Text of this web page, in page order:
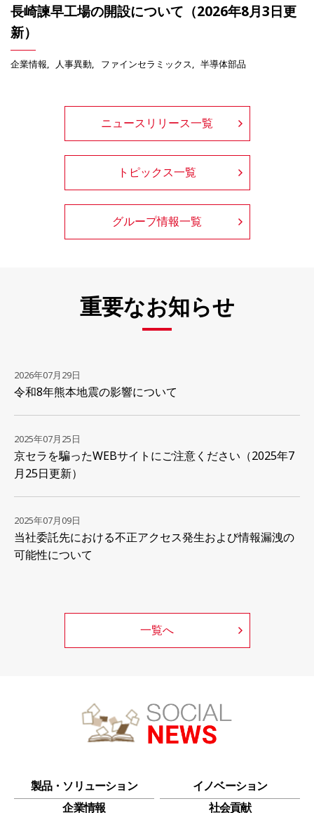
長崎諫早工場の開設について（2026年8月3日更
新）
企業情報 人事異動 ファインセラミックス 半導体部品
ニュースリリース一覧
トピックス一覧
グループ情報一覧
重要なお知らせ
2026年07月29日
令和8年熊本地震の影響について
2025年07月25日
京セラを騙ったWEBサイトにご注意ください（2025年7
月25日更新）
2025年07月09日
当社委託先における不正アクセス発生および情報漏洩の
可能性について
一覧へ
製品・ソリューション
イノベーション
企業情報
社会貢献